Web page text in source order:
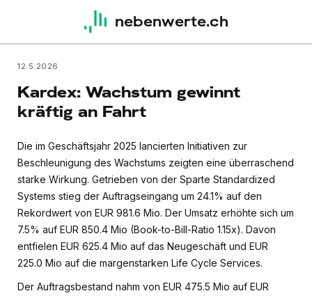
nebenwerte.ch
12.5.2026
Kardex: Wachstum gewinnt
kräftig an Fahrt
Die im Geschäftsjahr 2025 lancierten Initiativen zur
Beschleunigung des Wachstums zeigten eine überraschend
starke Wirkung. Getrieben von der Sparte Standardized
Systems stieg der Auftragseingang um 24.1% auf den
Rekordwert von EUR 981.6 Mio. Der Umsatz erhöhte sich um
7.5% auf EUR 850.4 Mio (Book-to-Bill-Ratio 1.15x). Davon
entfielen EUR 625.4 Mio auf das Neugeschäft und EUR
225.0 Mio auf die margenstarken Life Cycle Services.
Der Auftragsbestand nahm von EUR 475.5 Mio auf EUR